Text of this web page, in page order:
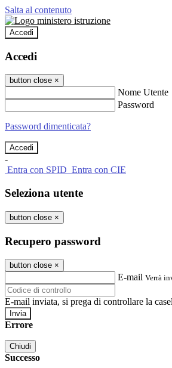
Salta al contenuto
Accedi
Accedi
button close ×
Nome Utente
Password
Password dimenticata?
-
Entra con SPID Entra con CIE
Seleziona utente
button close ×
Recupero password
button close ×
E-mail Verrà
E-mail inviata, si prega di controllare la
Errore
Chiudi
Successo